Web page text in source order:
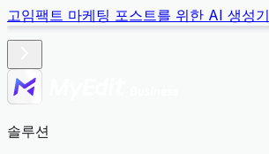
고임팩트 마케팅 포스트를 위한 AI 생성기
솔루션